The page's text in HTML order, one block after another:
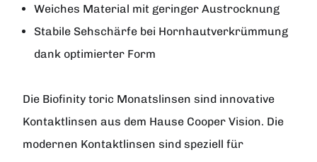
Weiches Material mit geringer Austrocknung
Stabile Sehschärfe bei Hornhautverkrümmung
dank optimierter Form
Die Biofinity toric Monatslinsen sind innovative
Kontaktlinsen aus dem Hause Cooper Vision. Die
modernen Kontaktlinsen sind speziell für